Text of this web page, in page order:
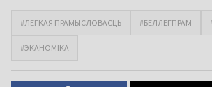
#ЛЁГКАЯ ПРАМЫСЛОВАСЦЬ #БЕЛЛЁГПРАМ
#ЭКАНОМІКА